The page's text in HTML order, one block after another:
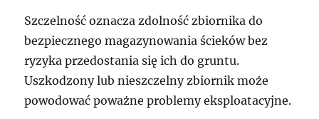
Szczelność oznacza zdolność zbiornika do
bezpiecznego magazynowania ścieków bez
ryzyka przedostania się ich do gruntu.
Uszkodzony lub nieszczelny zbiornik może
powodować poważne problemy eksploatacyjne.